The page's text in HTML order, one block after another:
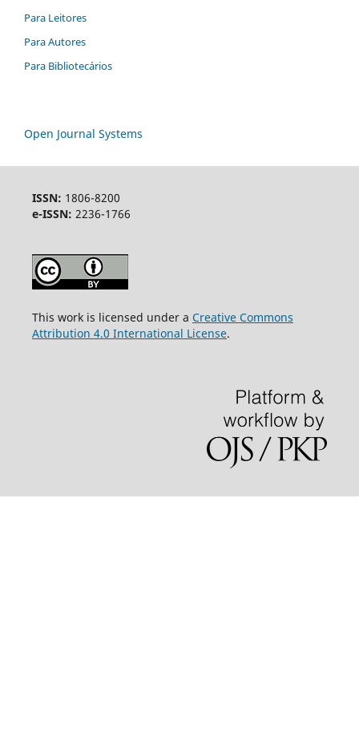
Para Leitores
Para Autores
Para Bibliotecários
Open Journal Systems
ISSN: 1806-8200
e-ISSN: 2236-1766
This work is licensed under a Creative Commons
Attribution 4.0 International License.